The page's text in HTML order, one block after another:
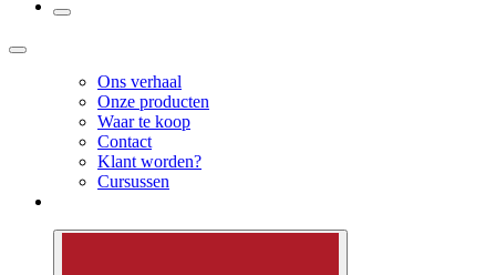
Ons verhaal
Onze producten
Waar te koop
Contact
Klant worden?
Cursussen